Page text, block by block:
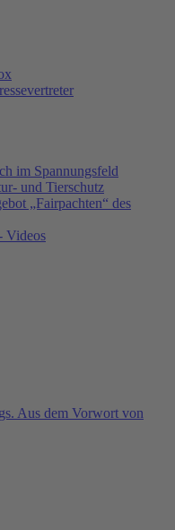
im Spannungsfeld
und Tierschutz
„Fairpachten“ des
Videos
Aus dem Vorwort von